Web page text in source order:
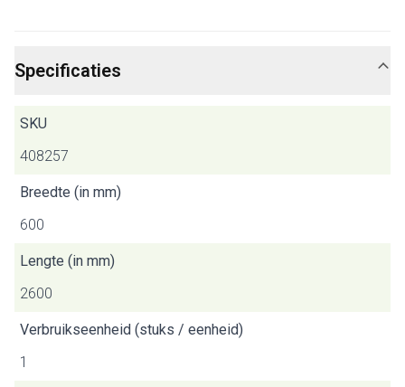
Specificaties
SKU
408257
Breedte (in mm)
600
Lengte (in mm)
2600
Verbruikseenheid (stuks / eenheid)
1